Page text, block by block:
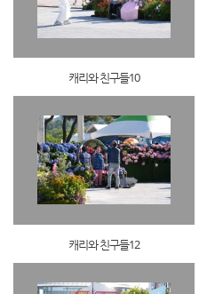
캐리와 친구들10
캐리와 친구들12